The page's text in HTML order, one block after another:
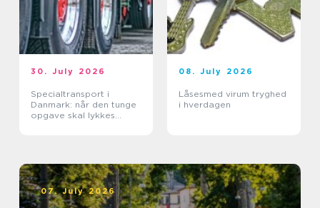
30. July 2026
Specialtransport i
Danmark: når den tunge
opgave skal lykkes
08. July 2026
Låsesmed virum tryghed
i hverdagen
07. July 2026